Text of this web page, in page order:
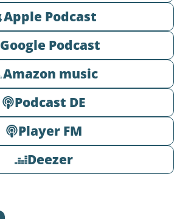
Apple Podcast
Google Podcast
Amazon music
Podcast DE
Player FM
Deezer